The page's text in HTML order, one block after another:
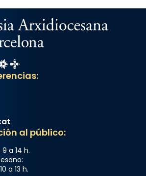
Estel
Catalunya Cristiana
al público:
a 14 h.
a 13 h.